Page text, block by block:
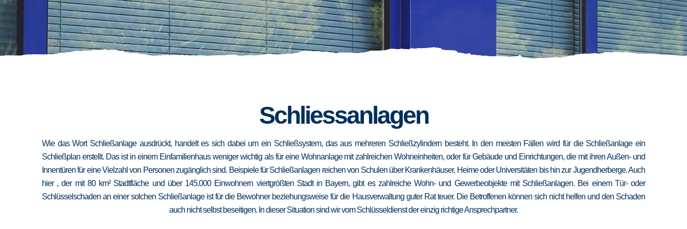
Schliessanlagen
Wie das Wort Schließanlage ausdrückt, handelt es sich dabei um ein Schließsystem, das aus mehreren Schließzylindern besteht. In den meisten Fällen wird für die Schließanlage ein
Schließplan erstellt. Das ist in einem Einfamilienhaus weniger wichtig als für eine Wohnanlage mit zahlreichen Wohneinheiten, oder für Gebäude und Einrichtungen, die mit ihren Außen- und
Innentüren für eine Vielzahl von Personen zugänglich sind. Beispiele für Schließanlagen reichen von Schulen über Krankenhäuser, Heime oder Universitäten bis hin zur Jugendherberge. Auch
hier , der mit 80 km² Stadtfläche und über 145.000 Einwohnern viertgrößten Stadt in Bayern, gibt es zahlreiche Wohn- und Gewerbeobjekte mit Schließanlagen. Bei einem Tür- oder
Schlüsselschaden an einer solchen Schließanlage ist für die Bewohner beziehungsweise für die Hausverwaltung guter Rat teuer. Die Betroffenen können sich nicht helfen und den Schaden
auch nicht selbst beseitigen. In dieser Situation sind wir vom Schlüsseldienst der einzig richtige Ansprechpartner.